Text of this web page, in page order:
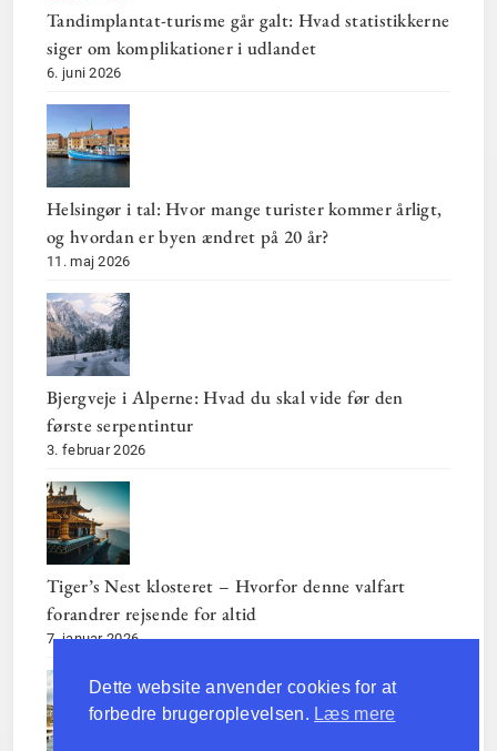
Tandimplantat-turisme går galt: Hvad statistikkerne
siger om komplikationer i udlandet
6. juni 2026
Helsingør i tal: Hvor mange turister kommer årligt,
og hvordan er byen ændret på 20 år?
11. maj 2026
Bjergveje i Alperne: Hvad du skal vide før den
første serpentintur
3. februar 2026
Tiger’s Nest klosteret – Hvorfor denne valfart
forandrer rejsende for altid
7. januar 2026
Dette website anvender cookies for at
forbedre brugeroplevelsen. Læs mere